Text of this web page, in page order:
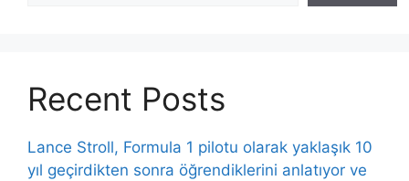
Recent Posts
Lance Stroll, Formula 1 pilotu olarak yaklaşık 10
yıl geçirdikten sonra öğrendiklerini anlatıyor ve